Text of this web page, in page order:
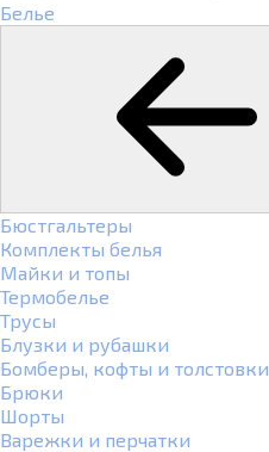
Белье
Бюстгальтеры
Комплекты белья
Майки и топы
Термобелье
Трусы
Блузки и рубашки
Бомберы, кофты и толстовки
Брюки
Шорты
Варежки и перчатки